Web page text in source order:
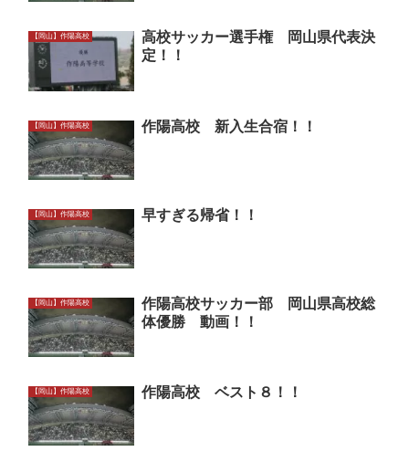
【岡山】作陽高校
高校サッカー選手権 岡山県代表決
定！！
【岡山】作陽高校 作陽高校 新入生合宿！！
【岡山】作陽高校 早すぎる帰省！！
【岡山】作陽高校
作陽高校サッカー部 岡山県高校総
体優勝 動画！！
【岡山】作陽高校 作陽高校 ベスト８！！